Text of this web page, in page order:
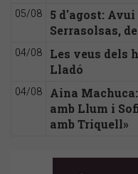
05/08
5 d'agost:
Serrasolsas,
04/08
Les veus dels
Lladó
04/08
Aina
amb Llum i
amb Triquell»